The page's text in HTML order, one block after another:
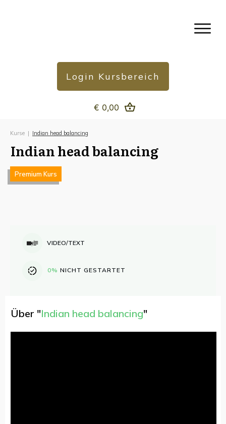
Login Kursbereich
€ 0,00
Kurse | Indian head balancing
Indian head balancing
Premium Kurs
VIDEO/TEXT
0% NICHT GESTARTET
Über "Indian head balancing"